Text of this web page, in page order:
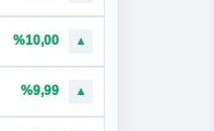
%10,00 ▲
%9,99 ▲